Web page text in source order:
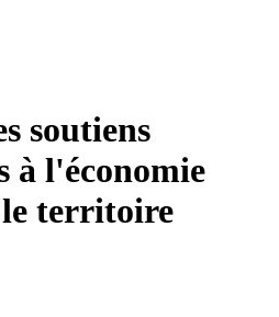
soutiens
à l'économie
territoire